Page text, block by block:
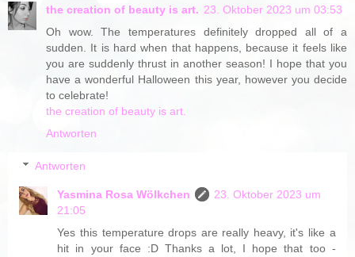
the creation of beauty is art. 23. Oktober 2023 um 03:53
Oh wow. The temperatures definitely dropped all of a
sudden. It is hard when that happens, because it feels like
you are suddenly thrust in another season! I hope that you
have a wonderful Halloween this year, however you decide
to celebrate!
the creation of beauty is art.
Antworten
Antworten
Yasmina Rosa Wölkchen
23. Oktober 2023 um
21:05
Yes this temperature drops are really heavy, it's like a
hit in your face :D Thanks a lot, I hope that too -